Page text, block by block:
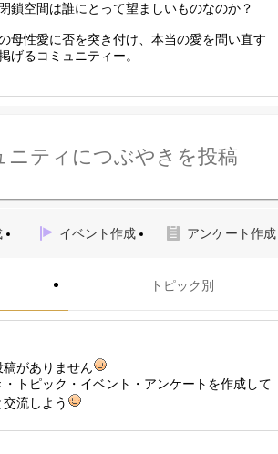
鎖空間は誰にとって望ましいものなのか？
母性愛に否を突き付け、本当の愛を問い直す
げるコミュニティー。
ニティにつぶやきを投稿
イベント作成 アンケート作成
トピック別
稿がありません
・トピック・イベント・アンケートを作成して
流しよう